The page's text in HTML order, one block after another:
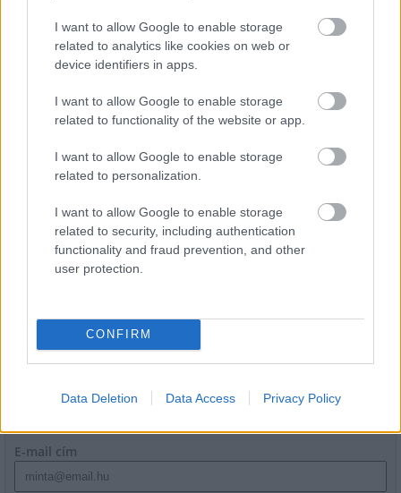
I want to allow Google to enable storage
related to analytics like cookies on web or
device identifiers in apps.
I want to allow Google to enable storage
related to functionality of the website or app.
I want to allow Google to enable storage
related to personalization.
I want to allow Google to enable storage
related to security, including authentication
functionality and fraud prevention, and other
user protection.
CONFIRM
Data Deletion Data Access Privacy Policy
Transzparencia és hatékonyság
E-mail cím